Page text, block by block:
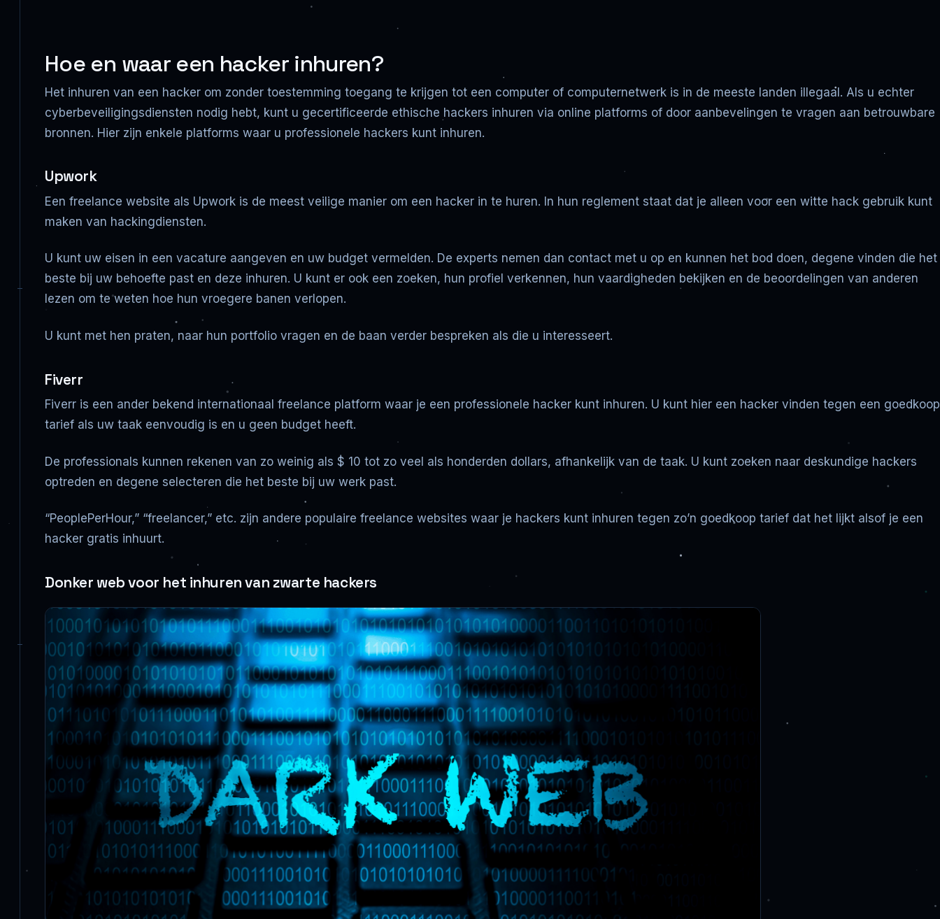
Hoe en waar een hacker inhuren?
Het inhuren van een hacker om zonder toestemming toegang te krijgen tot een computer of computernetwerk is in de meeste landen illegaal. Als u echter
cyberbeveiligingsdiensten nodig hebt, kunt u gecertificeerde ethische hackers inhuren via online platforms of door aanbevelingen te vragen aan betrouwbare
bronnen. Hier zijn enkele platforms waar u professionele hackers kunt inhuren.
Upwork
Een freelance website als Upwork is de meest veilige manier om een hacker in te huren. In hun reglement staat dat je alleen voor een witte hack gebruik kunt
maken van hackingdiensten.
U kunt uw eisen in een vacature aangeven en uw budget vermelden. De experts nemen dan contact met u op en kunnen het bod doen, degene vinden die het
beste bij uw behoefte past en deze inhuren. U kunt er ook een zoeken, hun profiel verkennen, hun vaardigheden bekijken en de beoordelingen van anderen
lezen om te weten hoe hun vroegere banen verlopen.
U kunt met hen praten, naar hun portfolio vragen en de baan verder bespreken als die u interesseert.
Fiverr
Fiverr is een ander bekend internationaal freelance platform waar je een professionele hacker kunt inhuren. U kunt hier een hacker vinden tegen een goedkoop
tarief als uw taak eenvoudig is en u geen budget heeft.
De professionals kunnen rekenen van zo weinig als $ 10 tot zo veel als honderden dollars, afhankelijk van de taak. U kunt zoeken naar deskundige hackers
optreden en degene selecteren die het beste bij uw werk past.
“PeoplePerHour,” “freelancer,” etc. zijn andere populaire freelance websites waar je hackers kunt inhuren tegen zo’n goedkoop tarief dat het lijkt alsof je een
hacker gratis inhuurt.
Donker web voor het inhuren van zwarte hackers